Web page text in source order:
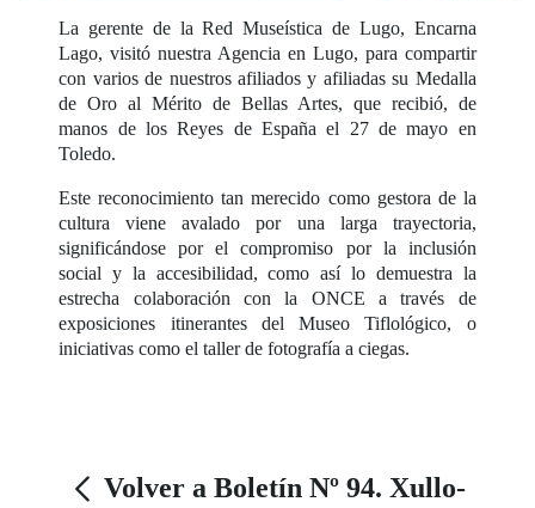
La gerente de la Red Museística de Lugo, Encarna
Lago, visitó nuestra Agencia en Lugo, para compartir
con varios de nuestros afiliados y afiliadas su Medalla
de Oro al Mérito de Bellas Artes, que recibió, de
manos de los Reyes de España el 27 de mayo en
Toledo.
Este reconocimiento tan merecido como gestora de la
cultura viene avalado por una larga trayectoria,
significándose por el compromiso por la inclusión
social y la accesibilidad, como así lo demuestra la
estrecha colaboración con la ONCE a través de
exposiciones itinerantes del Museo Tiflológico, o
iniciativas como el taller de fotografía a ciegas.
Volver a Boletín Nº 94. Xullo-